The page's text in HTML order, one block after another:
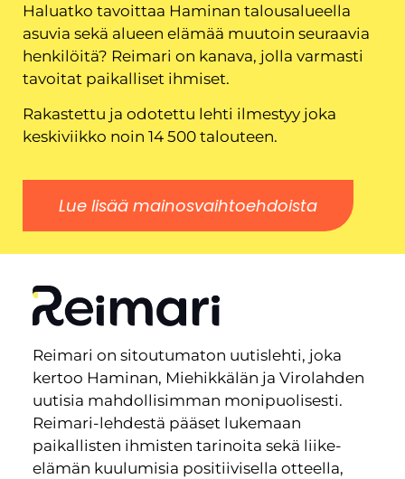
Haluatko tavoittaa Haminan talousalueella
asuvia sekä alueen elämää muutoin seuraavia
henkilöitä? Reimari on kanava, jolla varmasti
tavoitat paikalliset ihmiset.
Rakastettu ja odotettu lehti ilmestyy joka
keskiviikko noin 14 500 talouteen.
Lue lisää mainosvaihtoehdoista
Reimari on sitoutumaton uutislehti, joka
kertoo Haminan, Miehikkälän ja Virolahden
uutisia mahdollisimman monipuolisesti.
Reimari-lehdestä pääset lukemaan
paikallisten ihmisten tarinoita sekä liike-
elämän kuulumisia positiivisella otteella,